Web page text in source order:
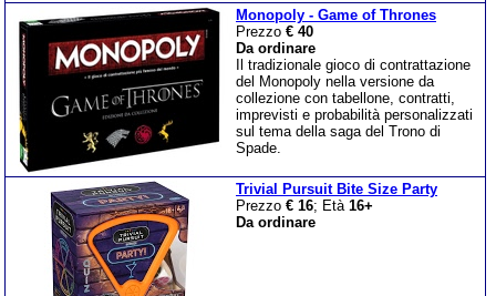
Monopoly - Game of Thrones
Prezzo € 40
Da ordinare
Il tradizionale gioco di contrattazione
del Monopoly nella versione da
collezione con tabellone, contratti,
imprevisti e probabilità personalizzati
sul tema della saga del Trono di
Spade.
Trivial Pursuit Bite Size Party
Prezzo € 16; Età 16+
Da ordinare